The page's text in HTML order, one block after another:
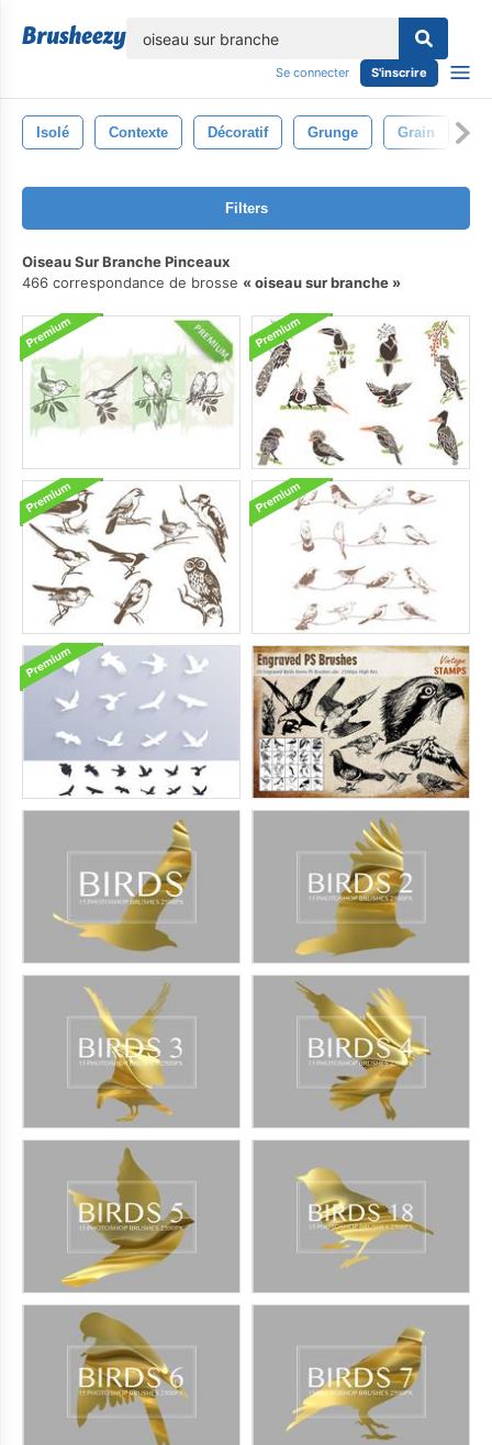
Se connecter S'inscrire
Isolé Contexte Décoratif Grunge Grain
Filters
Oiseau Sur Branche Pinceaux
466 correspondance de brosse
oiseau sur branche